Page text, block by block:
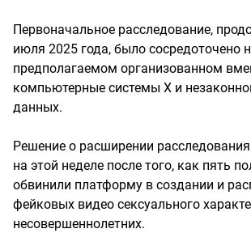
Первоначальное расследование,
июля 2025 года, было сосредоточено
предполагаемом организованном
компьютерные системы X и
данных.
Решение о расширении
на этой неделе после того, как пять
обвинили платформу в создании и
фейковых видео сексуального
несовершеннолетних.